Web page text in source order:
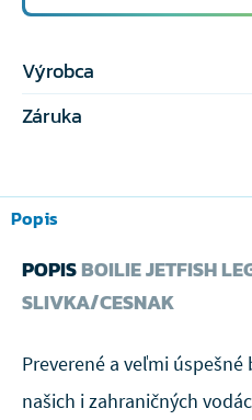
Výrobca
Záruka
Popis
POPISBOILIE JETFISH
SLIVKA/CESNAK
Preverené a veľmi úspešné
našich i zahraničných